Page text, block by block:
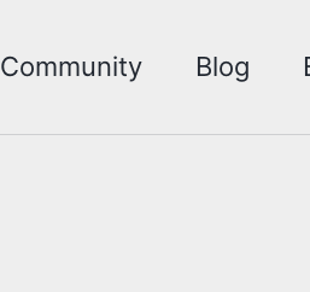
Community Blog